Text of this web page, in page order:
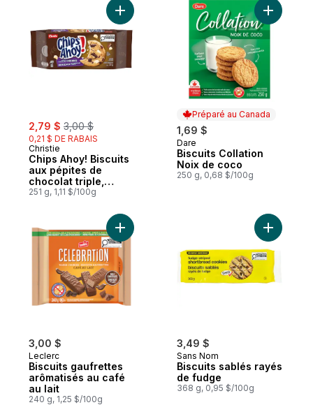
sale:
2,79 $ , formerly:
3,00 $
0,21 $ DE RABAIS
Christie
Chips Ahoy! Biscuits
aux pépites de
chocolat triple,
paquet refermable
251 g, 1,11 $/100g
Ajouter Chips Ahoy! Biscuits aux
Préparé au Canada
1,69 $
Préparé au Canada
Dare
Biscuits Collation
Noix de coco
250 g, 0,68 $/100g
Ajouter
3,00 $
Leclerc
Biscuits gaufrettes
arômatisés au café
au lait
240 g, 1,25 $/100g
Ajouter Biscuits gaufrettes arômatisés au
3,49 $
Sans Nom
Biscuits sablés rayés
de fudge
368 g, 0,95 $/100g
Ajouter